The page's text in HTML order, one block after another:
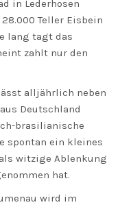
in Lederhosen
Teller Eisbein
lang tagt das
zahlt nur den
alljährlich neben
Deutschland
brasilianische
spontan ein kleines
witzige Ablenkung
hat.
wird im